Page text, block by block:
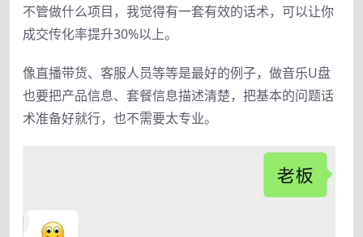
不管做什么项目，我觉得有一套有效的话术，可以让你
成交传化率提升30%以上。
像直播带货、客服人员等等是最好的例子，做音乐U盘
也要把产品信息、套餐信息描述清楚，把基本的问题话
术准备好就行，也不需要太专业。